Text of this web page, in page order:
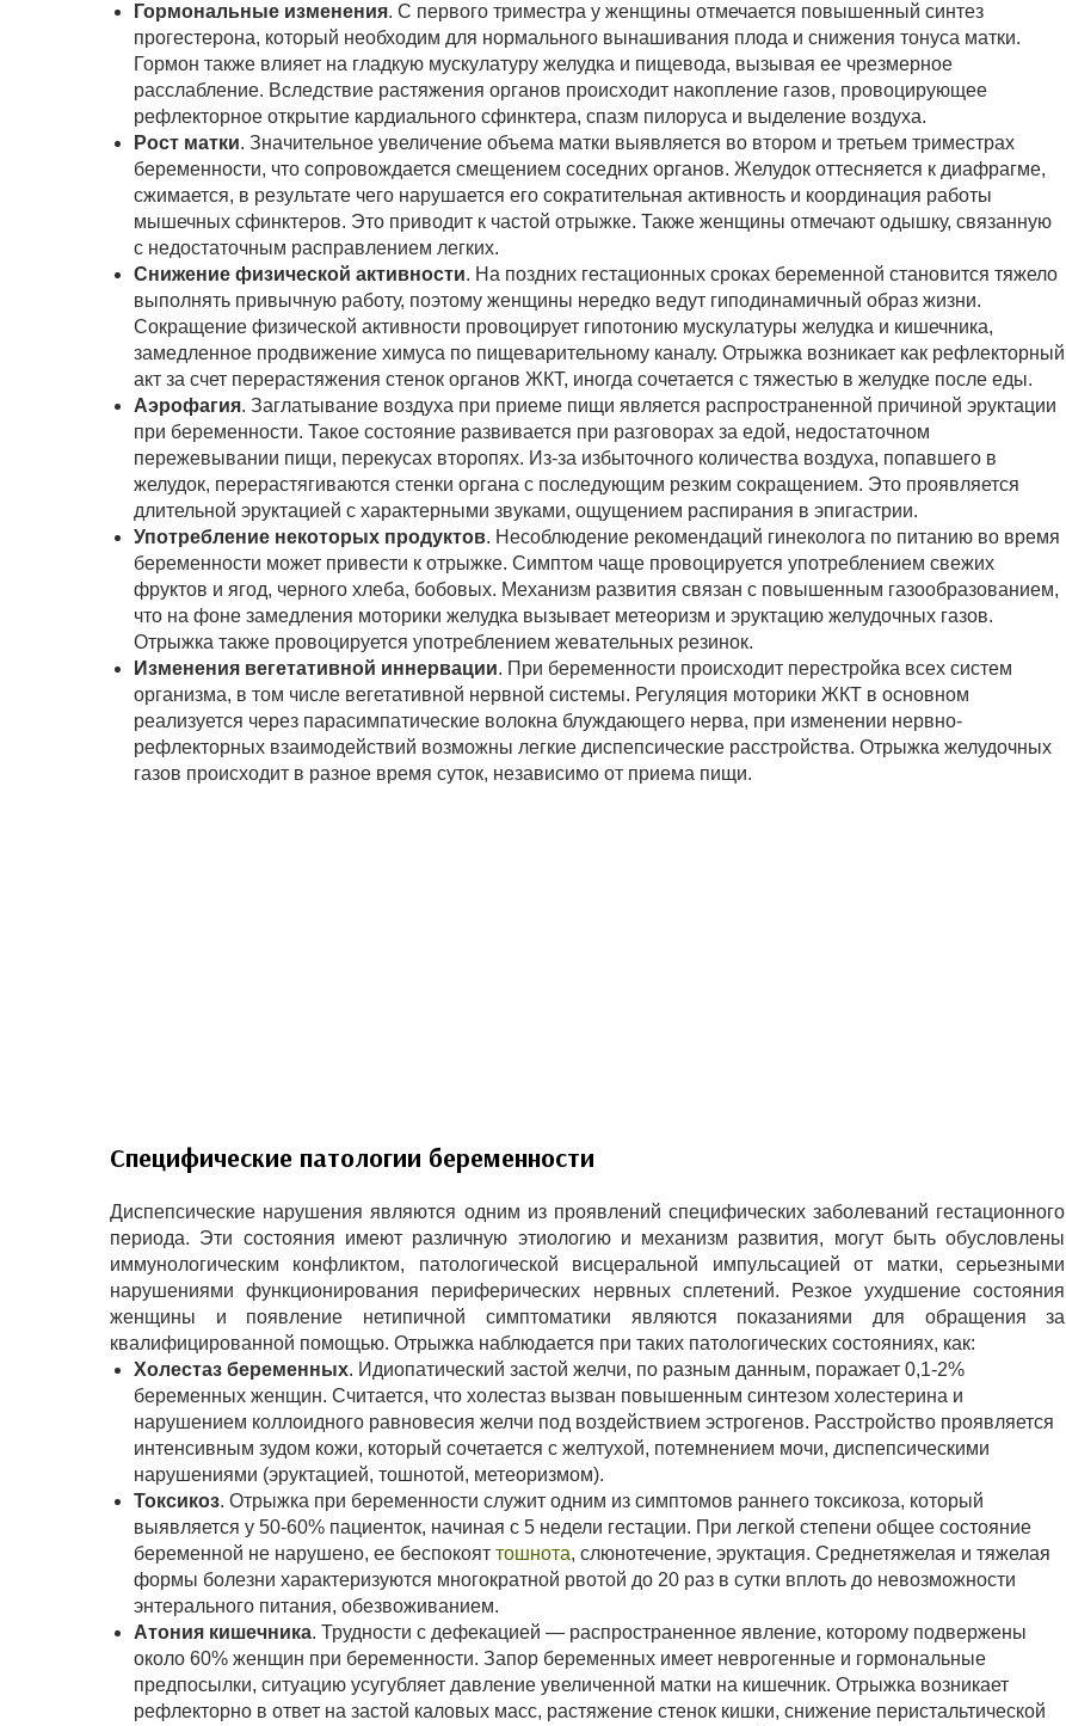
Гормональные изменения. С первого триместра у женщины отмечается повышенный синтез
прогестерона, который необходим для нормального вынашивания плода и снижения тонуса матки.
Гормон также влияет на гладкую мускулатуру желудка и пищевода, вызывая ее чрезмерное
расслабление. Вследствие растяжения органов происходит накопление газов, провоцирующее
рефлекторное открытие кардиального сфинктера, спазм пилоруса и выделение воздуха.
Рост матки. Значительное увеличение объема матки выявляется во втором и третьем триместрах
беременности, что сопровождается смещением соседних органов. Желудок оттесняется к диафрагме,
сжимается, в результате чего нарушается его сократительная активность и координация работы
мышечных сфинктеров. Это приводит к частой отрыжке. Также женщины отмечают одышку, связанную
с недостаточным расправлением легких.
Снижение физической активности. На поздних гестационных сроках беременной становится тяжело
выполнять привычную работу, поэтому женщины нередко ведут гиподинамичный образ жизни.
Сокращение физической активности провоцирует гипотонию мускулатуры желудка и кишечника,
замедленное продвижение химуса по пищеварительному каналу. Отрыжка возникает как рефлекторный
акт за счет перерастяжения стенок органов ЖКТ, иногда сочетается с тяжестью в желудке после еды.
Аэрофагия. Заглатывание воздуха при приеме пищи является распространенной причиной эруктации
при беременности. Такое состояние развивается при разговорах за едой, недостаточном
пережевывании пищи, перекусах второпях. Из-за избыточного количества воздуха, попавшего в
желудок, перерастягиваются стенки органа с последующим резким сокращением. Это проявляется
длительной эруктацией с характерными звуками, ощущением распирания в эпигастрии.
Употребление некоторых продуктов. Несоблюдение рекомендаций гинеколога по питанию во время
беременности может привести к отрыжке. Симптом чаще провоцируется употреблением свежих
фруктов и ягод, черного хлеба, бобовых. Механизм развития связан с повышенным газообразованием,
что на фоне замедления моторики желудка вызывает метеоризм и эруктацию желудочных газов.
Отрыжка также провоцируется употреблением жевательных резинок.
Изменения вегетативной иннервации. При беременности происходит перестройка всех систем
организма, в том числе вегетативной нервной системы. Регуляция моторики ЖКТ в основном
реализуется через парасимпатические волокна блуждающего нерва, при изменении нервно-
рефлекторных взаимодействий возможны легкие диспепсические расстройства. Отрыжка желудочных
газов происходит в разное время суток, независимо от приема пищи.
Специфические патологии беременности
Диспепсические нарушения являются одним из проявлений специфических заболеваний гестационного
периода. Эти состояния имеют различную этиологию и механизм развития, могут быть обусловлены
иммунологическим конфликтом, патологической висцеральной импульсацией от матки, серьезными
нарушениями функционирования периферических нервных сплетений. Резкое ухудшение состояния
женщины и появление нетипичной симптоматики являются показаниями для обращения за
квалифицированной помощью. Отрыжка наблюдается при таких патологических состояниях, как:
Холестаз беременных. Идиопатический застой желчи, по разным данным, поражает 0,1-2%
беременных женщин. Считается, что холестаз вызван повышенным синтезом холестерина и
нарушением коллоидного равновесия желчи под воздействием эстрогенов. Расстройство проявляется
интенсивным зудом кожи, который сочетается с желтухой, потемнением мочи, диспепсическими
нарушениями (эруктацией, тошнотой, метеоризмом).
Токсикоз. Отрыжка при беременности служит одним из симптомов раннего токсикоза, который
выявляется у 50-60% пациенток, начиная с 5 недели гестации. При легкой степени общее состояние
беременной не нарушено, ее беспокоят тошнота, слюнотечение, эруктация. Среднетяжелая и тяжелая
формы болезни характеризуются многократной рвотой до 20 раз в сутки вплоть до невозможности
энтерального питания, обезвоживанием.
Атония кишечника. Трудности с дефекацией — распространенное явление, которому подвержены
около 60% женщин при беременности. Запор беременных имеет неврогенные и гормональные
предпосылки, ситуацию усугубляет давление увеличенной матки на кишечник. Отрыжка возникает
рефлекторно в ответ на застой каловых масс, растяжение стенок кишки, снижение перистальтической